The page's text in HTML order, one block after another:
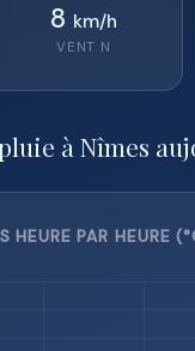
8 km/h
VENT N
à Nîmes
HEURE PAR HEURE